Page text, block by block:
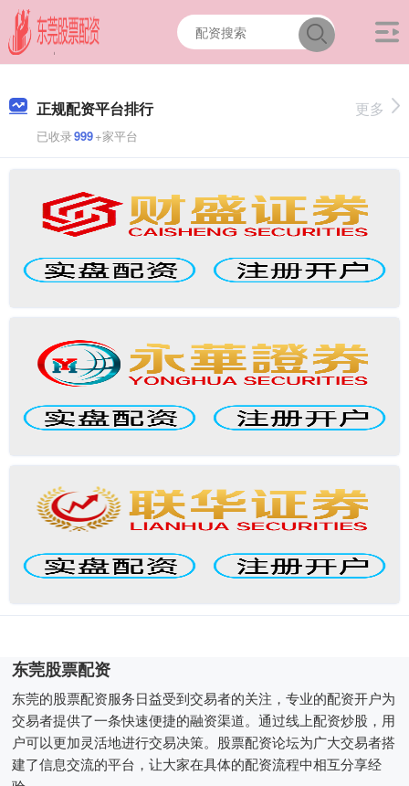
正规配资平台排行
已收录999+家平台
更多
东莞股票配资
东莞的股票配资服务日益受到交易者的关注，专业的配资开户为
交易者提供了一条快速便捷的融资渠道。通过线上配资炒股，用
户可以更加灵活地进行交易决策。股票配资论坛为广大交易者搭
建了信息交流的平台，让大家在具体的配资流程中相互分享经